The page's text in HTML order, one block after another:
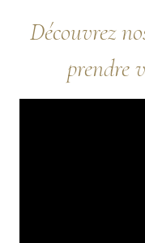
Découvrez
prendre